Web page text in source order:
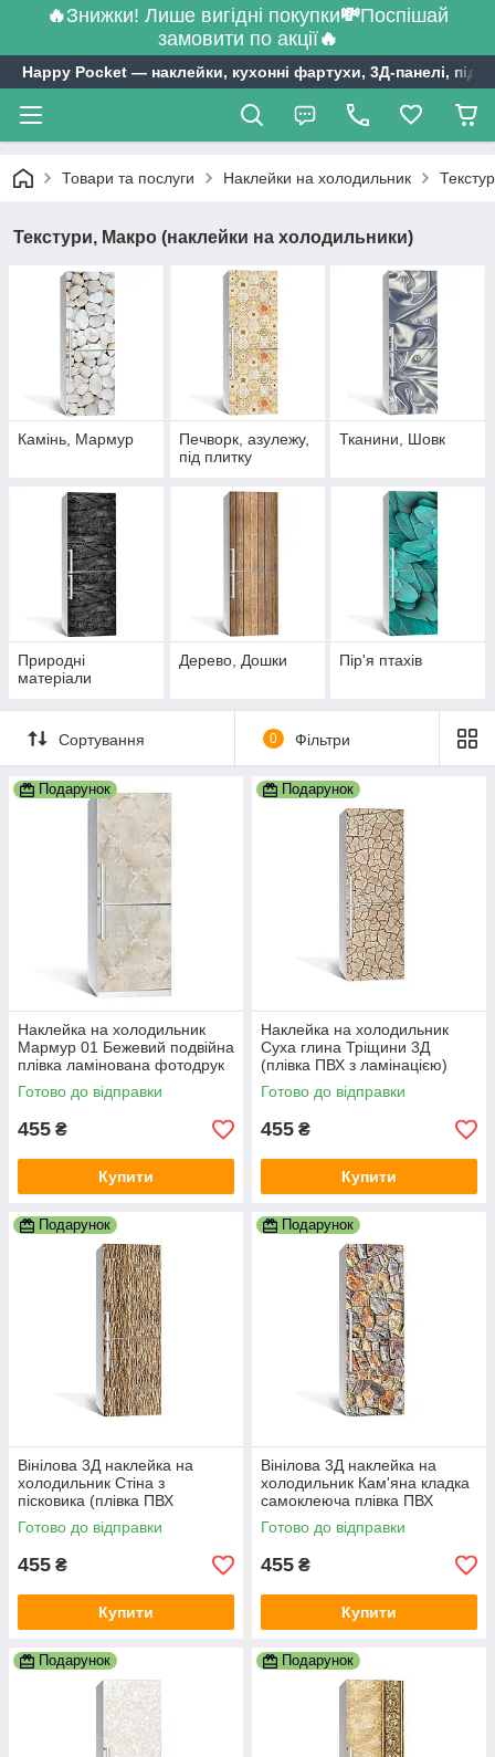
🔥Знижки! Лише вигідні покупки💸Поспішай
замовити по акції🔥
Happy Pocket ― наклейки, кухонні фартухи, 3Д-панелі,
Товари та послуги Наклейки на холодильник
Текстури, Макро (наклейки на холодильники)
Камінь, Мармур
Печворк, азулежу,
під плитку
Тканини, Шовк
Природні
матеріали
Дерево, Дошки Пір'я птахів
Сортування 0 Фільтри
Подарунок
Наклейка на холодильник
Мармур 01 Бежевий подвійна
плівка ламінована фотодрук
під камінь 600х1800 мм
Готово до відправки
455 ₴
Купити
Подарунок
Наклейка на холодильник
Суха глина Тріщини 3Д
(плівка ПВХ з ламінацією)
600х1800 мм Текстури
Бежевий
Готово до відправки
455 ₴
Купити
Подарунок
Вінілова 3Д наклейка на
холодильник Стіна з
пісковика (плівка ПВХ
фотодрук) 600х1800 мм
Текстури Коричневий
Готово до відправки
455 ₴
Купити
Подарунок
Вінілова 3Д наклейка на
холодильник Кам'яна кладка
самоклеюча плівка ПВХ
каміння стіна Текстури
Коричневий
Готово до відправки
455 ₴
Купити
Подарунок Подарунок